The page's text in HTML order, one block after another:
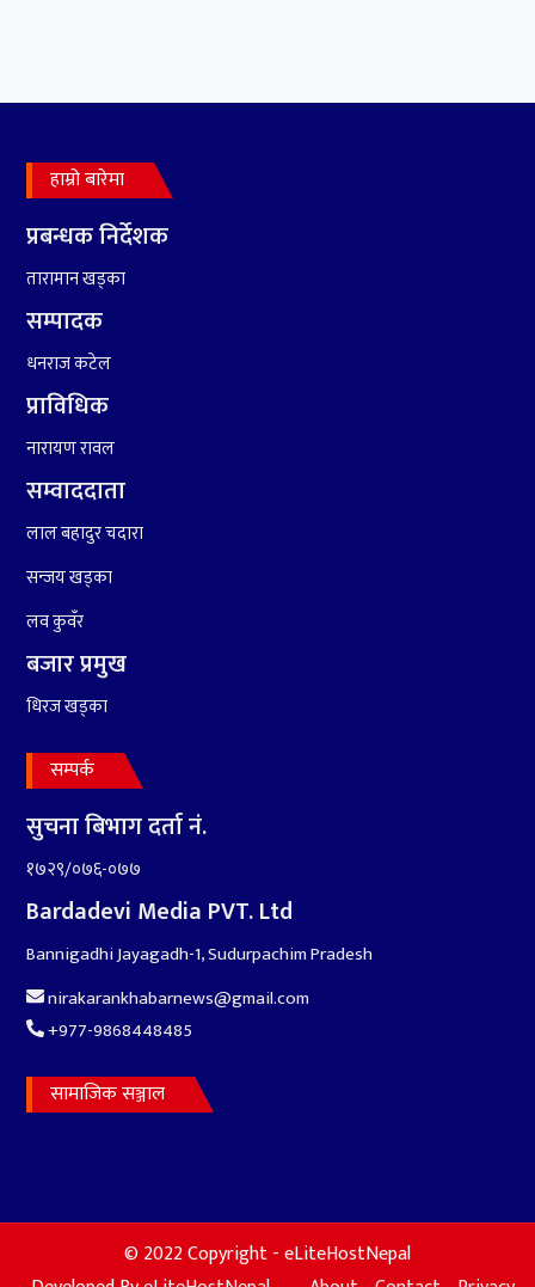
आर्थिक बर्ष २०७८÷२०७९ मा
आर्थिक बुद्धि दर ६.५ हुन सक्दैन ।
हाम्रो बारेमा
प्रबन्धक निर्देशक
तारामान खड्का
सम्पादक
धनराज कटेल
प्राविधिक
नारायण रावल
सम्वाददाता
लाल बहादुर चदारा
सन्जय खड्का
लव कुवँर
बजार प्रमुख
धिरज खड्का
सम्पर्क
सुचना बिभाग दर्ता नं.
१७२९/०७६-०७७
Bardadevi Media PVT. Ltd
Bannigadhi Jayagadh-1, Sudurpachim Pradesh
nirakarankhabarnews@gmail.com
+977-9868448485
सामाजिक सञ्जाल
© 2022 Copyright - eLiteHostNepal